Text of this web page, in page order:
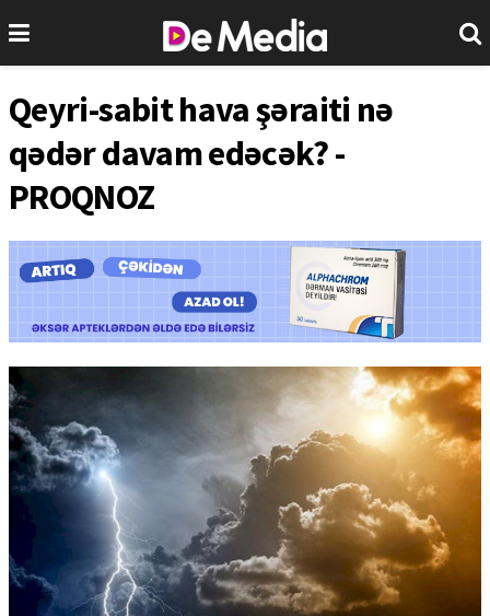
Qeyri-sabit hava şəraiti nə
qədər davam edəcək? -
PROQNOZ